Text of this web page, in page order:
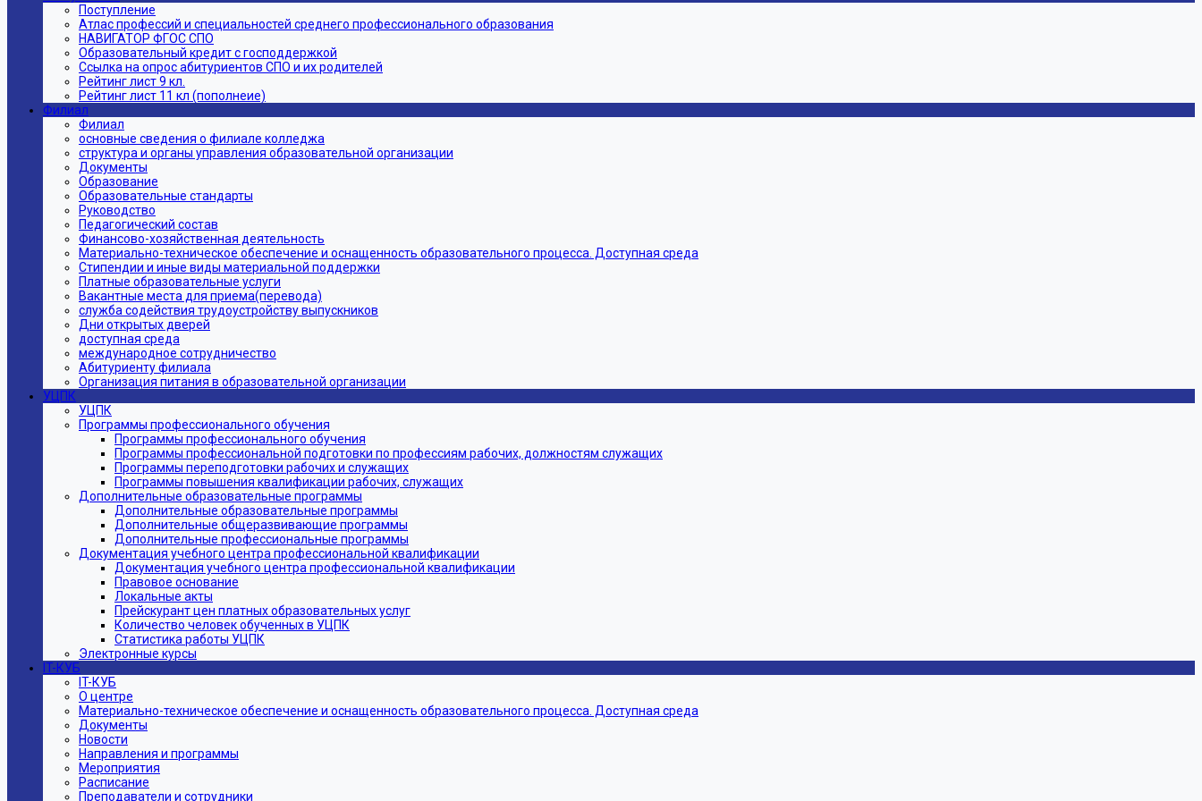
Поступление
Атлас профессий и специальностей среднего профессионального образования
НАВИГАТОР ФГОС СПО
Образовательный кредит с господдержкой
Ссылка на опрос абитуриентов СПО и их родителей
Рейтинг лист 9 кл.
Рейтинг лист 11 кл (пополнеие)
Филиал
Филиал
основные сведения о филиале колледжа
структура и органы управления образовательной организации
Документы
Образование
Образовательные стандарты
Руководство
Педагогический состав
Финансово-хозяйственная деятельность
Материально-техническое обеспечение и оснащенность образовательного процесса. Доступная среда
Стипендии и иные виды материальной поддержки
Платные образовательные услуги
Вакантные места для приема(перевода)
служба содействия трудоустройству выпускников
Дни открытых дверей
доступная среда
международное сотрудничество
Абитуриенту филиала
Организация питания в образовательной организации
УЦПК
УЦПК
Программы профессионального обучения
Программы профессионального обучения
Программы профессиональной подготовки по профессиям рабочих, должностям служащих
Программы переподготовки рабочих и служащих
Программы повышения квалификации рабочих, служащих
Дополнительные образовательные программы
Дополнительные образовательные программы
Дополнительные общеразвивающие программы
Дополнительные профессиональные программы
Документация учебного центра профессиональной квалификации
Документация учебного центра профессиональной квалификации
Правовое основание
Локальные акты
Прейскурант цен платных образовательных услуг
Количество человек обученных в УЦПК
Статистика работы УЦПК
Электронные курсы
IT-КУБ
IT-КУБ
О центре
Материально-техническое обеспечение и оснащенность образовательного процесса. Доступная среда
Документы
Новости
Направления и программы
Мероприятия
Расписание
Преподаватели и сотрудники